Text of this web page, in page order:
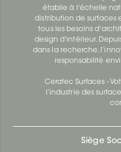
établie à l'échelle
distribution de surfaces
tous les besoins
design d'intérieur.
dans la recherche,
responsabilité
Ceratec Surfaces -
l’industrie des
Siège